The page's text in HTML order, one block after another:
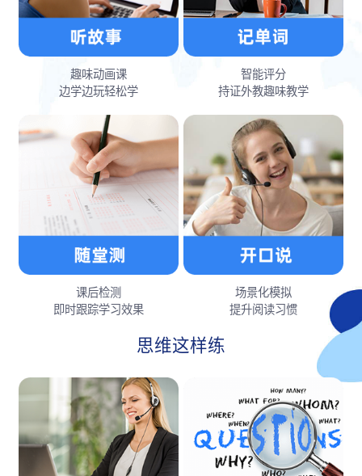
趣味动画课
边学边玩轻松学
智能评分
持证外教趣味教学
课后检测
即时跟踪学习效果
场景化模拟
提升阅读习惯
思维这样练